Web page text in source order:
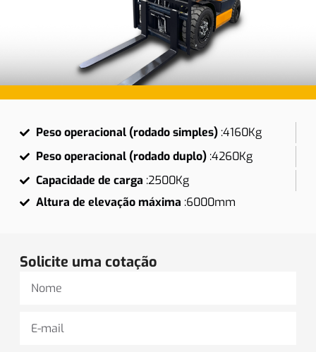
Peso operacional (rodado simples):4160Kg
Peso operacional (rodado duplo):4260Kg
Capacidade de carga :2500Kg
Altura de elevação máxima :6000mm
Solicite uma cotação